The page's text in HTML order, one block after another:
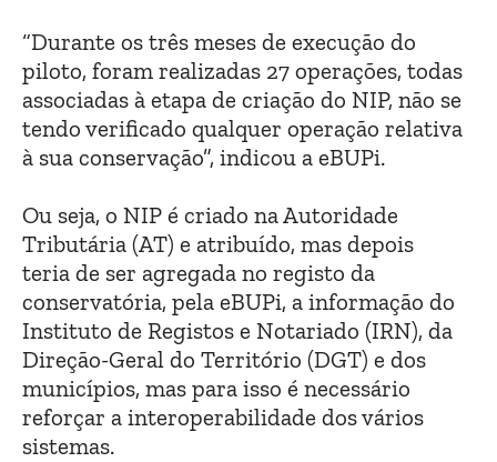
“Durante os três meses de execução do
piloto, foram realizadas 27 operações, todas
associadas à etapa de criação do NIP, não se
tendo verificado qualquer operação relativa
à sua conservação”, indicou a eBUPi.
Ou seja, o NIP é criado na Autoridade
Tributária (AT) e atribuído, mas depois
teria de ser agregada no registo da
conservatória, pela eBUPi, a informação do
Instituto de Registos e Notariado (IRN), da
Direção-Geral do Território (DGT) e dos
municípios, mas para isso é necessário
reforçar a interoperabilidade dos vários
sistemas.